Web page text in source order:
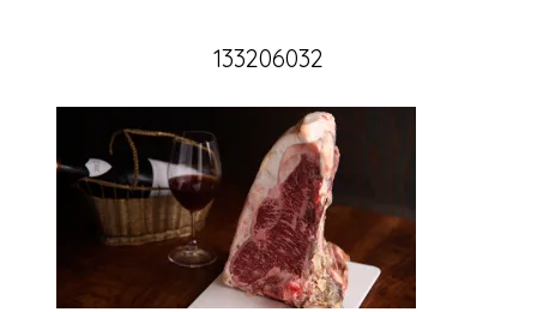
133206032